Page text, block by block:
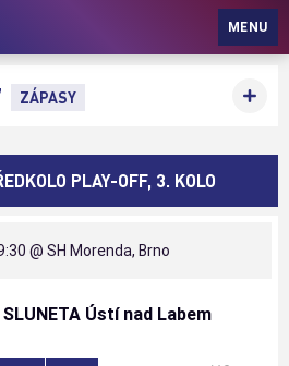
MENU
ZÁPASY
PLAY-OFF, 3. KOLO
@ SH Morenda, Brno
Ústí nad Labem